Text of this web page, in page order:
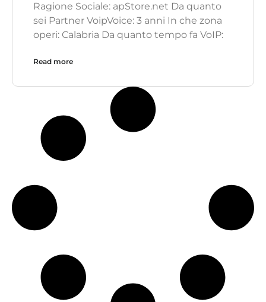
Ragione Sociale: apStore.net Da quanto
sei Partner VoipVoice: 3 anni In che zona
operi: Calabria Da quanto tempo fa VoIP:
Read more